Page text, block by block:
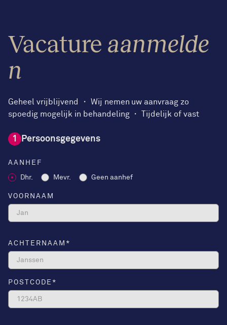
Vacature aanmelde
n
Geheel vrijblijvend ・ Wij nemen uw aanvraag zo
spoedig mogelijk in behandeling ・ Tijdelijk of vast
1 Persoonsgegevens
AANHEF
Dhr. Mevr. Geen aanhef
VOORNAAM
ACHTERNAAM *
POSTCODE *